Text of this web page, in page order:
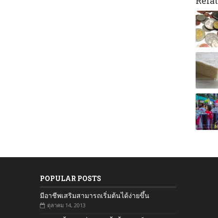
POPULAR POSTS
มีอาชีพเสริมสามารถเริ่มต้นได้ง่ายขึ้น
ตุลาคม 14, 2013